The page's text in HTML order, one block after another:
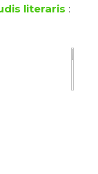
literaris :